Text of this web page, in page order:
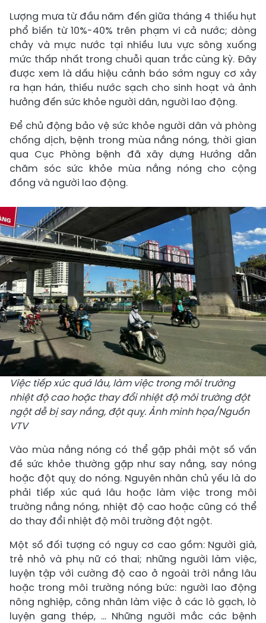
Lượng mưa từ đầu năm đến giữa tháng 4 thiếu hụt
phổ biến từ 10%-40% trên phạm vi cả nước; dòng
chảy và mực nước tại nhiều lưu vực sông xuống
mức thấp nhất trong chuỗi quan trắc cùng kỳ. Đây
được xem là dấu hiệu cảnh báo sớm nguy cơ xảy
ra hạn hán, thiếu nước sạch cho sinh hoạt và ảnh
hưởng đến sức khỏe người dân, người lao động.
Để chủ động bảo vệ sức khỏe người dân và phòng
chống dịch, bệnh trong mùa nắng nóng, thời gian
qua Cục Phòng bệnh đã xây dựng Hướng dẫn
chăm sóc sức khỏe mùa nắng nóng cho cộng
đồng và người lao động.
Việc tiếp xúc quá lâu, làm việc trong môi trường
nhiệt độ cao hoặc thay đổi nhiệt độ môi trường đột
ngột dễ bị say nắng, đột quỵ. Ảnh minh họa/Nguồn
VTV
Vào mùa nắng nóng có thể gặp phải một số vấn
đề sức khỏe thường gặp như say nắng, say nóng
hoặc đột quỵ do nóng. Nguyên nhân chủ yếu là do
phải tiếp xúc quá lâu hoặc làm việc trong môi
trường nắng nóng, nhiệt độ cao hoặc cũng có thể
do thay đổi nhiệt độ môi trường đột ngột.
Một số đối tượng có nguy cơ cao gồm: Người già,
trẻ nhỏ và phụ nữ có thai; những người làm việc,
luyện tập với cường độ cao ở ngoài trời nắng lâu
hoặc trong môi trường nóng bức: người lao động
nông nghiệp, công nhân làm việc ở các lò gạch, lò
luyện gang thép, … Những người mắc các bệnh